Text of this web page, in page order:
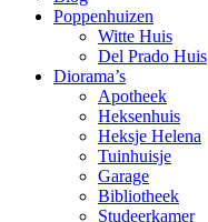
Poppenhuizen
Witte Huis
Del Prado Huis
Diorama’s
Apotheek
Heksenhuis
Heksje Helena
Tuinhuisje
Garage
Bibliotheek
Studeerkamer